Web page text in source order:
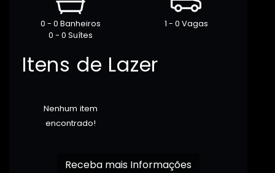
0 - 0 Banheiros
0 - 0 Suítes
1 - 0 Vagas
Itens de Lazer
Nenhum item
encontrado!
Receba mais Informações